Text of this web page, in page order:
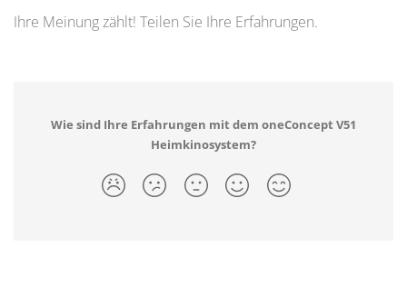
Ihre Meinung zählt! Teilen Sie Ihre Erfahrungen.
Wie sind Ihre Erfahrungen mit dem oneConcept V51
Heimkinosystem?